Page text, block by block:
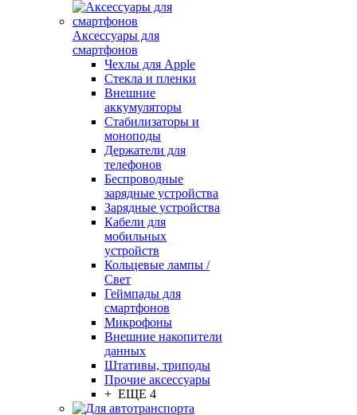
Аксессуары для
смартфонов
Чехлы для Apple
Стекла и пленки
Внешние
аккумуляторы
Стабилизаторы и
моноподы
Держатели для
телефонов
Беспроводные
зарядные устройства
Зарядные устройства
Кабели для
мобильных
устройств
Кольцевые лампы /
Свет
Геймпады для
смартфонов
Микрофоны
Внешние накопители
данных
Штативы, триподы
Прочие аксессуары
+ ЕЩЕ 4